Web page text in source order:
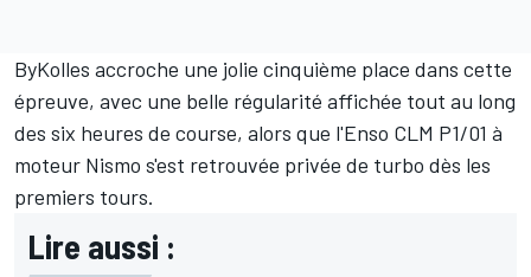
ByKolles accroche une jolie cinquième place dans cette
épreuve, avec une belle régularité affichée tout au long
des six heures de course, alors que l'Enso CLM P1/01 à
moteur Nismo s'est retrouvée privée de turbo dès les
premiers tours.
Lire aussi :